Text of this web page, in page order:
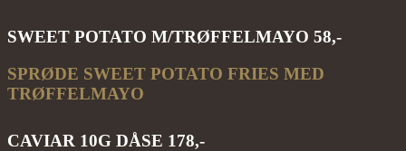
SWEET POTATO M/TRØFFELMAYO 58,-
SPRØDE SWEET POTATO FRIES MED
TRØFFELMAYO
CAVIAR 10G DÅSE 178,-